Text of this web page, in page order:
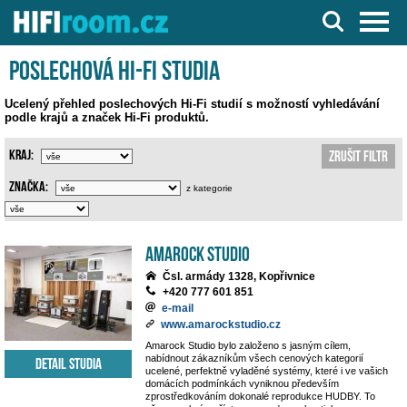
Server o Hi-Fi a AV technice
Poslechová Hi-Fi studia
Ucelený přehled poslechových Hi-Fi studií s možností vyhledávání
podle krajů a značek Hi-Fi produktů.
Zrušit filtr
Kraj:
Značka: z kategorie
Amarock Studio
Čsl. armády 1328, Kopřivnice
+420 777 601 851
e-mail
www.amarockstudio.cz
Amarock Studio bylo založeno s jasným cílem,
nabídnout zákazníkům všech cenových kategorií
ucelené, perfektně vyladěné systémy, které i ve vašich
domácích podmínkách vyniknou především
zprostředkováním dokonalé reprodukce HUDBY. To
Detail studia